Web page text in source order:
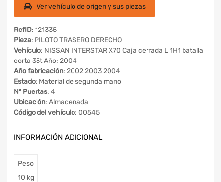
Ver vehículo de origen y sus piezas
RefID: 121335
Pieza: PILOTO TRASERO DERECHO
Vehículo: NISSAN INTERSTAR X70 Caja cerrada L 1H1 batalla
corta 35t Año: 2004
Año fabricación: 2002 2003 2004
Estado: Material de segunda mano
Nº Puertas: 4
Ubicación: Almacenada
Código del vehículo: 00545
INFORMACIÓN ADICIONAL
Peso
10 kg